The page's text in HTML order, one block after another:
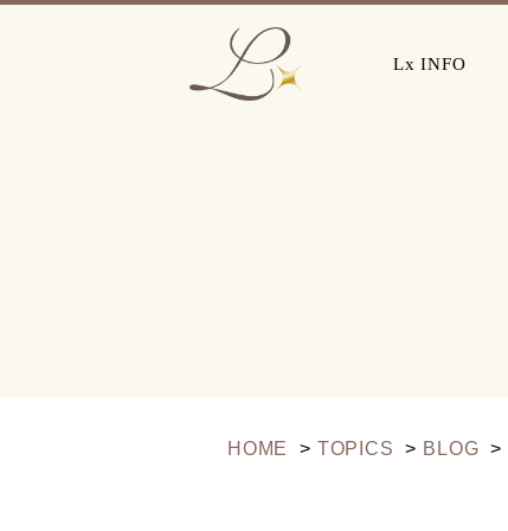
Lx INFO
HOME TOPICS BLOG